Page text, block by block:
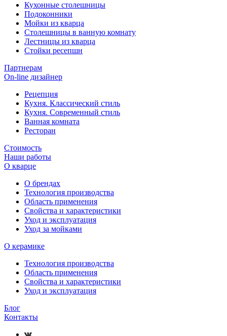
Кухонные столешницы
Подоконники
Мойки из кварца
Столешницы в ванную комнату
Лестницы из кварца
Стойки ресепшн
Партнерам
On-line дизайнер
Рецепция
Кухня. Классический стиль
Кухня. Современный стиль
Ванная комната
Ресторан
Стоимость
Наши работы
О кварце
О брендах
Технология производства
Область применения
Свойства и характеристики
Уход и эксплуатация
Уход за мойками
О керамике
Технология производства
Область применения
Свойства и характеристики
Уход и эксплуатация
Блог
Контакты